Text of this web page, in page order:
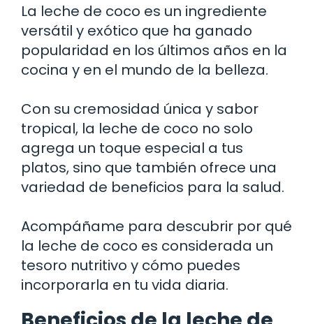
La leche de coco es un ingrediente
versátil y exótico que ha ganado
popularidad en los últimos años en la
cocina y en el mundo de la belleza.
Con su cremosidad única y sabor
tropical, la leche de coco no solo
agrega un toque especial a tus
platos, sino que también ofrece una
variedad de beneficios para la salud.
Acompáñame para descubrir por qué
la leche de coco es considerada un
tesoro nutritivo y cómo puedes
incorporarla en tu vida diaria.